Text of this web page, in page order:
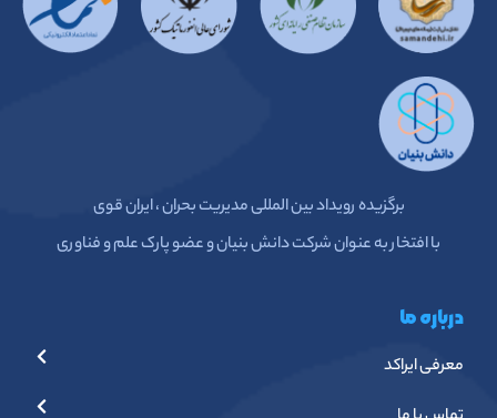
درباره ما
معرفی ایراکد
برگزیده رویداد بین المللی مدیریت بحران ، ایران قوی
با افتخار به عنوان شرکت دانش بنیان و عضو پارک علم و فناوری